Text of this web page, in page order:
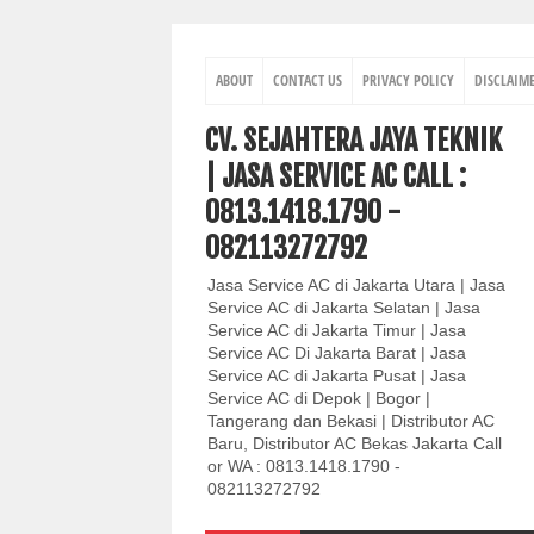
ABOUT CONTACT US PRIVACY POLICY
CV. SEJAHTERA JAYA TEKNIK
| JASA SERVICE AC CALL :
0813.1418.1790 -
082113272792
Jasa Service AC di Jakarta Utara | Jasa
Service AC di Jakarta Selatan | Jasa
Service AC di Jakarta Timur | Jasa
Service AC Di Jakarta Barat | Jasa
Service AC di Jakarta Pusat | Jasa
Service AC di Depok | Bogor |
Tangerang dan Bekasi | Distributor AC
Baru, Distributor AC Bekas Jakarta Call
or WA : 0813.1418.1790 -
082113272792